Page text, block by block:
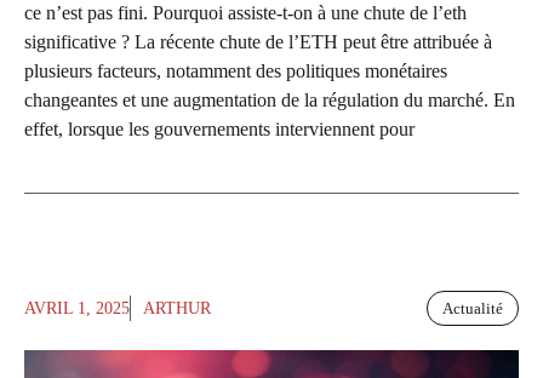
ce n’est pas fini. Pourquoi assiste-t-on à une chute de l’eth
significative ? La récente chute de l’ETH peut être attribuée à
plusieurs facteurs, notamment des politiques monétaires
changeantes et une augmentation de la régulation du marché. En
effet, lorsque les gouvernements interviennent pour
AVRIL 1, 2025 ARTHUR Actualité